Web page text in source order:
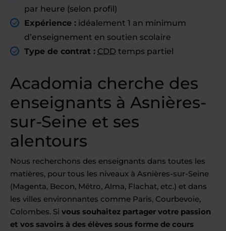
par heure (selon profil)
Expérience : idéalement 1 an minimum
d’enseignement en soutien scolaire
Type de contrat : CDD temps partiel
Acadomia cherche des
enseignants à Asnières-
sur-Seine et ses
alentours
Nous recherchons des enseignants dans toutes les
matières, pour tous les niveaux à Asnières-sur-Seine
(Magenta, Becon, Métro, Alma, Flachat, etc.) et dans
les villes environnantes comme Paris, Courbevoie,
Colombes. Si vous souhaitez partager votre passion
et vos savoirs à des élèves sous forme de cours